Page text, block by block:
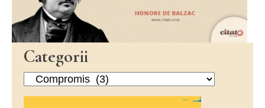
Categorii
Categorii